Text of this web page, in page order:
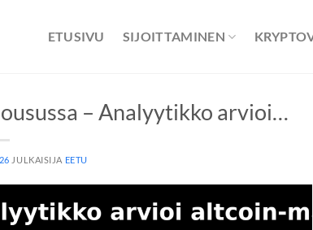
ETUSIVU SIJOITTAMINEN
– Analyytikko arvioi…
JULKAISIJA EETU